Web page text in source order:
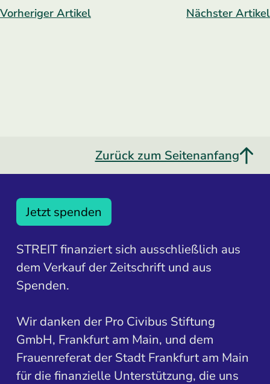
Vorheriger Artikel Nächster Artikel
Zurück zum Seitenanfang
Jetzt spenden
STREIT finanziert sich ausschließlich aus
dem Verkauf der Zeitschrift und aus
Spenden.
Wir danken der Pro Civibus Stiftung
GmbH, Frankfurt am Main, und dem
Frauenreferat der Stadt Frankfurt am Main
für die finanzielle Unterstützung, die uns